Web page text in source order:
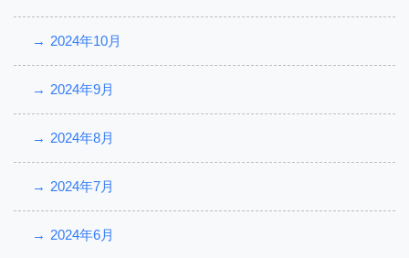
2024年10月
2024年9月
2024年8月
2024年7月
2024年6月